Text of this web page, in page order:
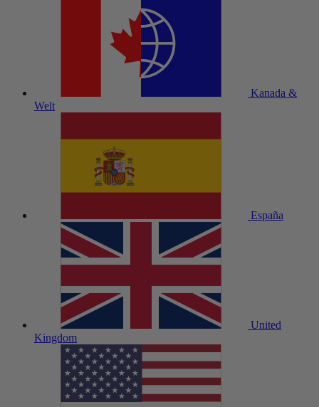
Kanada &
Welt
España
United
Kingdom